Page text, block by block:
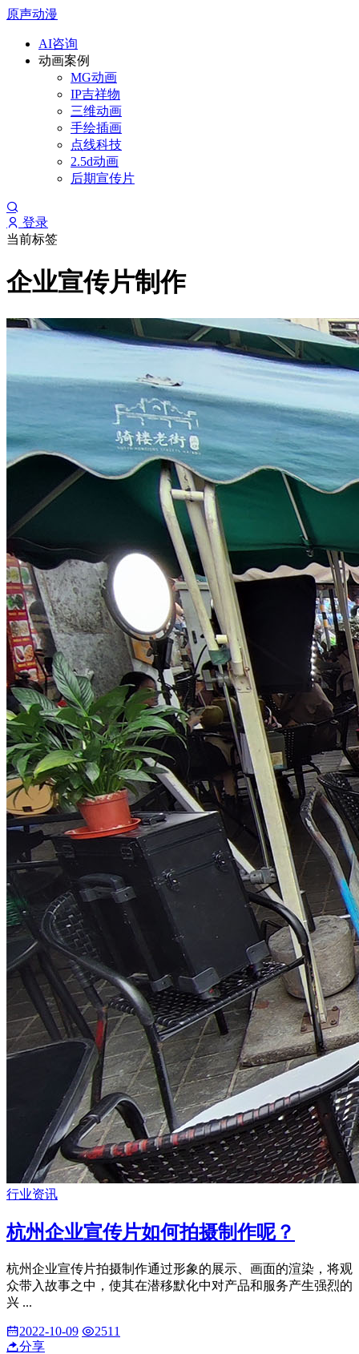
原声动漫
AI咨询
动画案例
MG动画
IP吉祥物
三维动画
手绘插画
点线科技
2.5d动画
后期宣传片
登录
当前标签
企业宣传片制作
行业资讯
杭州企业宣传片如何拍摄制作呢？
杭州企业宣传片拍摄制作通过形象的展示、画面的渲染，将观
众带入故事之中，使其在潜移默化中对产品和服务产生强烈的
兴 ...
2022-10-09
2511
分享